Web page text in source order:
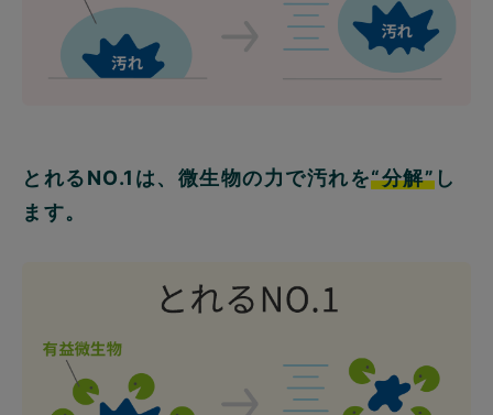
とれるNO.1は、微生物の力で汚れを“分解”し
ます。